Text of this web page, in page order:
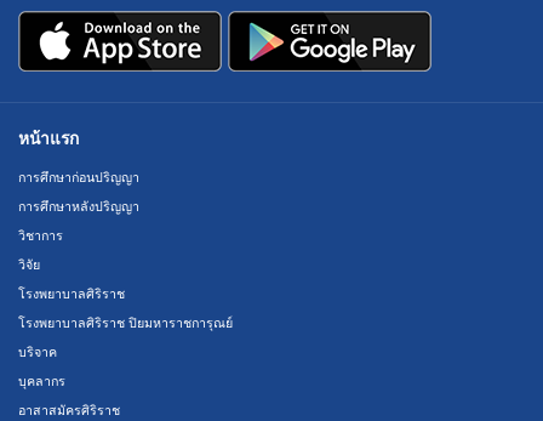
หน้าแรก
การศึกษาก่อนปริญญา
การศึกษาหลังปริญญา
วิชาการ
วิจัย
โรงพยาบาลศิริราช
โรงพยาบาลศิริราช ปิยมหาราชการุณย์
บริจาค
บุคลากร
อาสาสมัครศิริราช